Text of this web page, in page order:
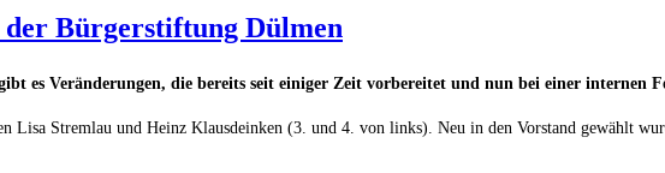
der Bürgerstiftung Dülmen
es Veränderungen, die bereits seit einiger Zeit vorbereitet und nun bei einer internen
Lisa Stremlau und Heinz Klausdeinken (3. und 4. von links). Neu in den Vorstand gewählt